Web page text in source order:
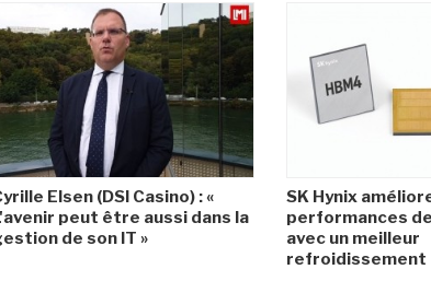
Elsen (DSI Casino) : «
peut être aussi dans la
de son IT »
SK Hynix
performances
avec un meilleur
refroidissement